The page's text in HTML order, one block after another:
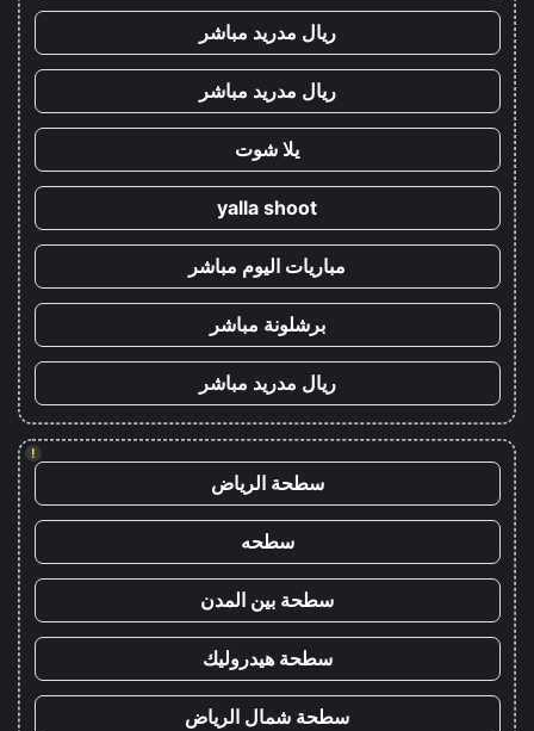
ريال مدريد مباشر
ريال مدريد مباشر
يلا شوت
yalla shoot
مباريات اليوم مباشر
برشلونة مباشر
ريال مدريد مباشر
!
سطحة الرياض
سطحه
سطحة بين المدن
سطحة هيدروليك
سطحة شمال الرياض